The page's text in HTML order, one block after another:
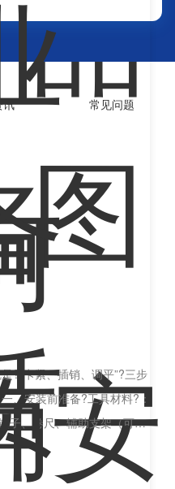
神，诚信负责的合作态
讯 常见问题
?“卡紧、插销、调平”?三步
、安装前准备?工具材料?：
子、卷尺、辅助支架（可